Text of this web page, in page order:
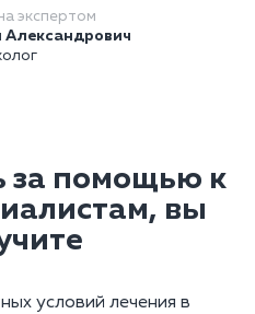
экспертом
за помощью к
вы
условий лечения в